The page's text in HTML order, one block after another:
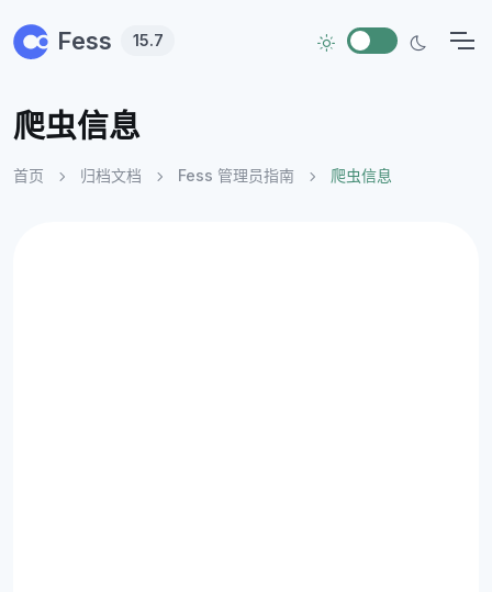
Fess 15.7
爬虫信息
首页 归档文档 Fess 管理员指南 爬虫信息